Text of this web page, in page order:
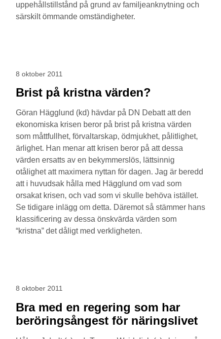
uppehållstillstånd på grund av familjeanknytning och
särskilt ömmande omständigheter.
8 oktober 2011
Brist på kristna värden?
Göran Hägglund (kd) hävdar på DN Debatt att den
ekonomiska krisen beror på brist på kristna värden
som måttfullhet, förvaltarskap, ödmjukhet, pålitlighet,
ärlighet. Han menar att krisen beror på att dessa
värden ersatts av en bekymmerslös, lättsinnig
otålighet att maximera nyttan för dagen. Jag är beredd
att i huvudsak hålla med Hägglund om vad som
orsakat krisen, och vad som vi skulle behöva istället.
Se tidigare inlägg om detta. Däremot så stämmer hans
klassificering av dessa önskvärda värden som
“kristna” det dåligt med verkligheten.
8 oktober 2011
Bra med en regering som har
beröringsångest för näringslivet